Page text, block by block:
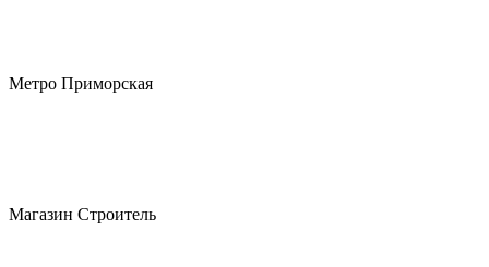
Метро Приморская
Магазин Строитель